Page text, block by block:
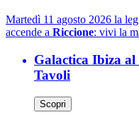
Martedì 11 agosto 2026 la
accende a Riccione: vivi la
Galactica Ibiza al
Tavoli
Scopri